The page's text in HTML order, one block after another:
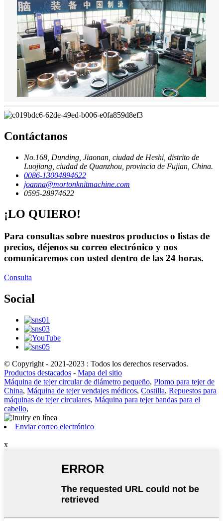
Contáctanos
No.168, Dunding, Jiaonan, ciudad de Heshi, distrito de
Luojiang, ciudad de Quanzhou, provincia de Fujian, China.
0086-13004894622
joanna@mortonknitmachine.com
0595-28974622
¡LO QUIERO!
Para consultas sobre nuestros productos o listas de
precios, déjenos su correo electrónico y nos
comunicaremos con usted dentro de las 24 horas.
Consulta
Social
© Copyright - 2021-2023 : Todos los derechos reservados.
Productos destacados - Mapa del sitio
Máquina de tejer circular de diámetro pequeño, Plomo para tejer de
China, Máquina de tejer vendajes médicos, Costilla, Repuestos para
máquinas de tejer circulares, Máquina para tejer bandas para el
cabello,
Enviar correo electrónico
x